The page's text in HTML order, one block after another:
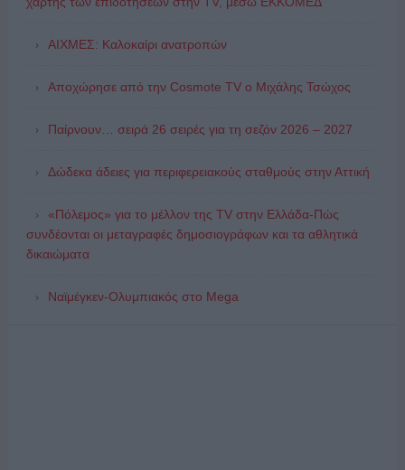
ΑΙΧΜΕΣ: Καλοκαίρι ανατροπών
Αποχώρησε από την Cosmote TV o Μιχάλης Τσώχος
Παίρνουν… σειρά 26 σειρές για τη σεζόν 2026 – 2027
Δώδεκα άδειες για περιφερειακούς σταθμούς στην Αττική
«Πόλεμος» για το μέλλον της TV στην Ελλάδα-Πώς
συνδέονται οι μεταγραφές δημοσιογράφων και τα αθλητικά
δικαιώματα
Ναϊμέγκεν-Ολυμπιακός στο Mega